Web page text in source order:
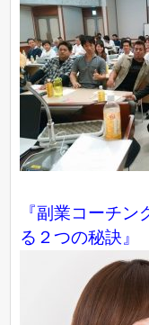
『副業コーチ
る２つの秘訣』